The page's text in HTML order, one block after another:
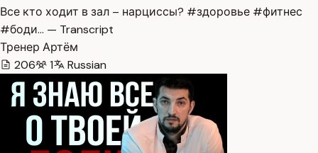
Все кто ходит в зал – нарциссы? #здоровье #фитнес
#боди… — Transcript
Тренер Артём
206
1 Russian